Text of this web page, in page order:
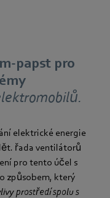
pro
elektrické energie
řada ventilátorů
pro tento účel s
způsobem, který
prostředí spolu s